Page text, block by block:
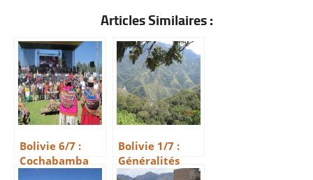
Articles Similaires :
Bolivie 6/7 :
Cochabamba
Bolivie 1/7 :
Généralités